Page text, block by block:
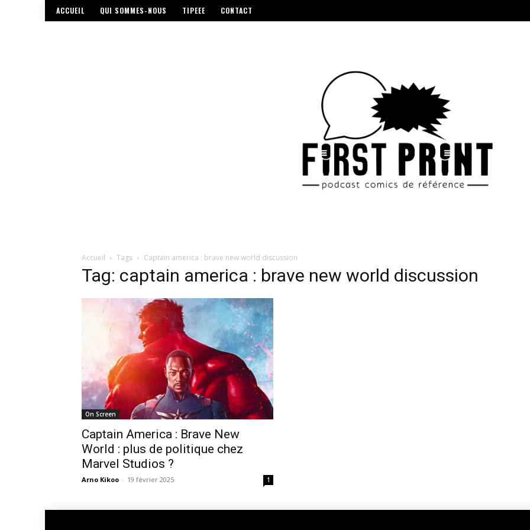
ACCUEIL QUI SOMMES-NOUS TIPEEE CONTACT
Accueil Tags Captain america : brave new world discussion
Tag: captain america : brave new world discussion
On Screen
Captain America : Brave New
World : plus de politique chez
Marvel Studios ?
Arno Kikoo - 19 février 2025 1